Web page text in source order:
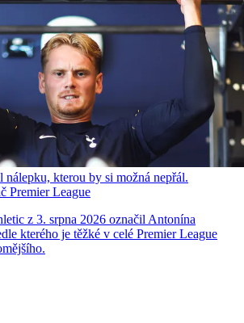
kterou by si možná nepřál.
Premier League
z 3. srpna 2026 označil Antonína
kterého je těžké v celé Premier League